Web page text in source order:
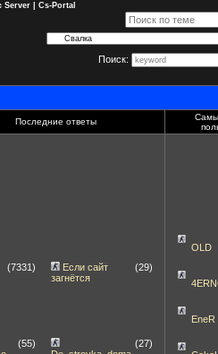
Server | Cs-Portal
Поиск:
Последние ответы
(7331)
Если сайт
загнётся
(29)
(55)
(27)
OLD
EneR